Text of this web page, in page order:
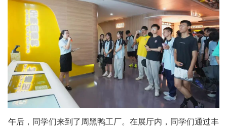
午后，同学们来到了周黑鸭工厂。在展厅内，同学们通过丰